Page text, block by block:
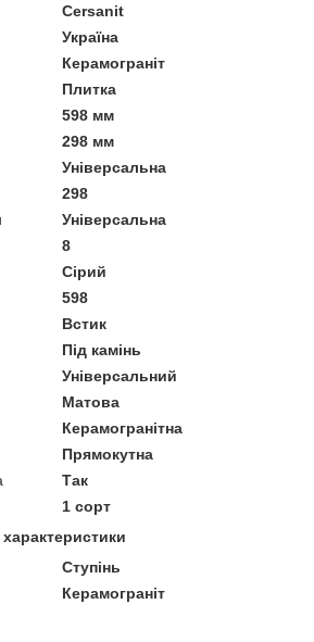
Cersanit
Україна
Керамограніт
Плитка
598 мм
298 мм
Універсальна
298
Універсальна
8
Сірий
598
Встик
Під камінь
Універсальний
Матова
Керамогранітна
Прямокутна
Так
1 сорт
Ступінь
Керамограніт